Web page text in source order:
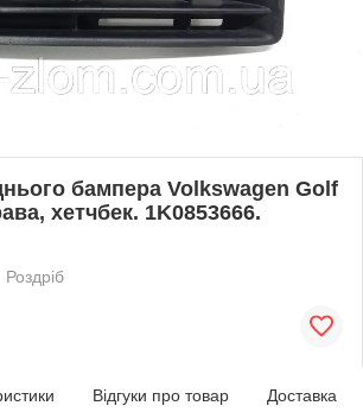
бампера Volkswagen Golf
хетчбек. 1K0853666.
Роздріб
Відгуки про товар Доставка